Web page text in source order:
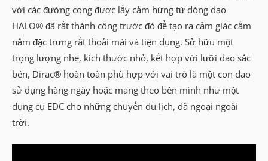
với các đường cong được lấy cảm hứng từ dòng dao
HALO® đã rất thành công trước đó để tạo ra cảm giác cầm
nắm đặc trưng rất thoải mái và tiện dụng. Sở hữu một
trọng lượng nhẹ, kích thước nhỏ, kết hợp với lưỡi dao sắc
bén, Dirac® hoàn toàn phù hợp với vai trò là một con dao
sử dụng hàng ngày hoặc mang theo bên mình như một
dụng cụ EDC cho những chuyến du lịch, dã ngoại ngoài
trời.